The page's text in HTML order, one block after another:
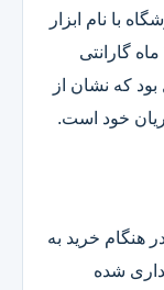
با نام ابزار
فروشی توجه را جلب کرد و دلیل آن ارائه ۳ ماه گارانتی
که نشان از
خود است.
هنگام خرید به
شده